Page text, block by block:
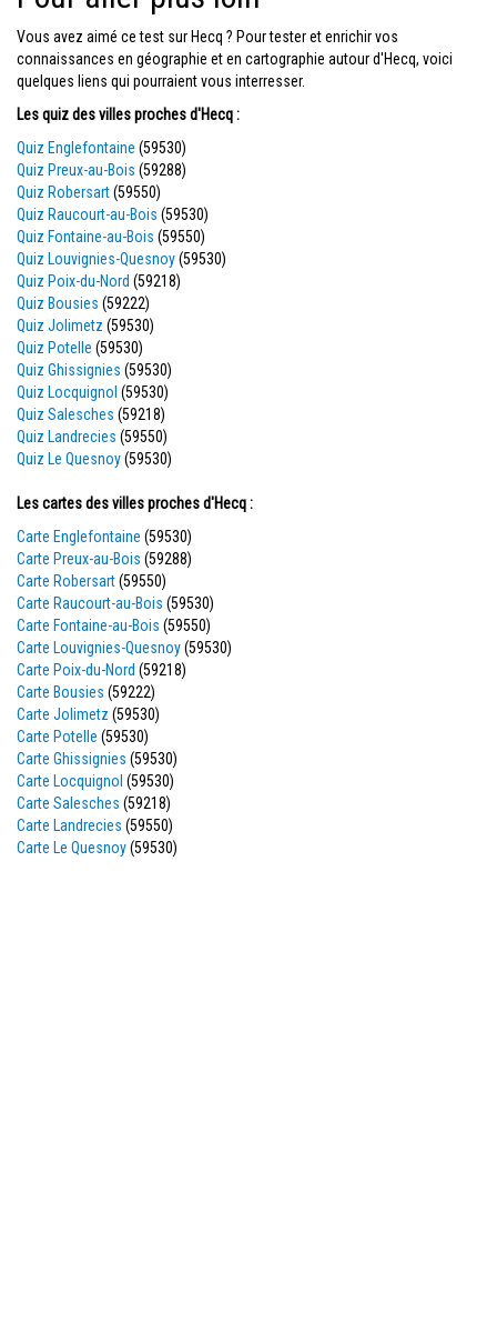
Vous avez aimé ce test sur Hecq ? Pour tester et enrichir vos
connaissances en géographie et en cartographie autour d'Hecq, voici
quelques liens qui pourraient vous interresser.
Les quiz des villes proches d'Hecq :
Quiz Englefontaine (59530)
Quiz Preux-au-Bois (59288)
Quiz Robersart(59550)
Quiz Raucourt-au-Bois (59530)
Quiz Fontaine-au-Bois (59550)
Quiz Louvignies-Quesnoy(59530)
Quiz Poix-du-Nord (59218)
Quiz Bousies (59222)
Quiz Jolimetz (59530)
Quiz Potelle (59530)
Quiz Ghissignies (59530)
Quiz Locquignol (59530)
Quiz Salesches (59218)
Quiz Landrecies (59550)
Quiz Le Quesnoy(59530)
Les cartes des villes proches d'Hecq :
Carte Englefontaine (59530)
Carte Preux-au-Bois (59288)
Carte Robersart(59550)
Carte Raucourt-au-Bois (59530)
Carte Fontaine-au-Bois (59550)
Carte Louvignies-Quesnoy(59530)
Carte Poix-du-Nord (59218)
Carte Bousies (59222)
Carte Jolimetz (59530)
Carte Potelle (59530)
Carte Ghissignies (59530)
Carte Locquignol (59530)
Carte Salesches (59218)
Carte Landrecies (59550)
Carte Le Quesnoy(59530)